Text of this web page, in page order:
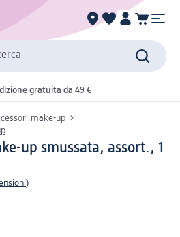
gratuita da 49 €
make-up
up smussata, assort., 1
)